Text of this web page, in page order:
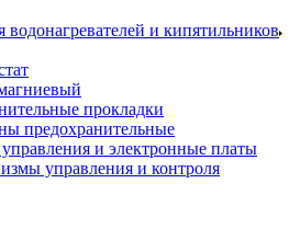
водонагревателей и кипятильников
прокладки
предохранительные
и электронные платы
управления и контроля